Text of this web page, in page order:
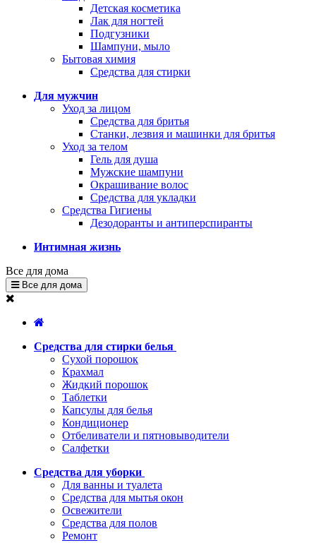
Детская косметика
Лак для ногтей
Подгузники
Шампуни, мыло
Бытовая химия
Средства для стирки
Для мужчин
Уход за лицом
Средства для бритья
Станки, лезвия и машинки для бритья
Уход за телом
Гель для душа
Мужские шампуни
Окрашивание волос
Средства для укладки
Средства Гигиены
Дезодоранты и антиперспиранты
Интимная жизнь
Все для дома
Все для дома
Средства для стирки белья
Сухой порошок
Крахмал
Жидкий порошок
Таблетки
Капсулы для белья
Кондиционер
Отбеливатели и пятновыводители
Салфетки
Средства для уборки
Для ванны и туалета
Средства для мытья окон
Освежители
Средства для полов
Ремонт